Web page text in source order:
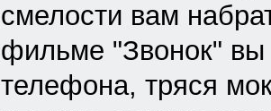
смелости вам
фильме "Звонок" вы
телефона, тряся